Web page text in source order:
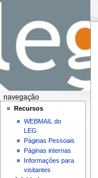
navegação
Recursos
WEBMAIL do
LEG
Páginas Pessoais
Páginas internas
Informações para
visitantes